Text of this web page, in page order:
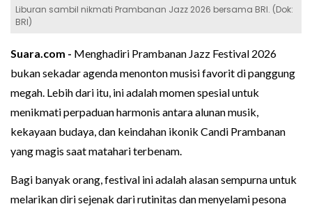
Liburan sambil nikmati Prambanan Jazz 2026 bersama BRI. (Dok:
BRI)
Suara.com - Menghadiri Prambanan Jazz Festival 2026
bukan sekadar agenda menonton musisi favorit di panggung
megah. Lebih dari itu, ini adalah momen spesial untuk
menikmati perpaduan harmonis antara alunan musik,
kekayaan budaya, dan keindahan ikonik Candi Prambanan
yang magis saat matahari terbenam.
Bagi banyak orang, festival ini adalah alasan sempurna untuk
melarikan diri sejenak dari rutinitas dan menyelami pesona